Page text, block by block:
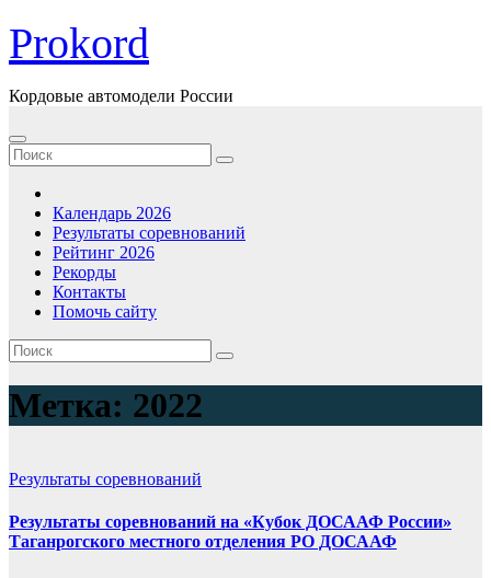
Перейти
содержимому
Prokord
Кордовые автомодели России
Календарь 2026
Результаты соревнований
Рейтинг 2026
Рекорды
Контакты
Помочь сайту
Метка: 2022
Результаты соревнований
Результаты соревнований на «Кубок ДОСААФ России»
Таганрогского местного отделения РО ДОСААФ